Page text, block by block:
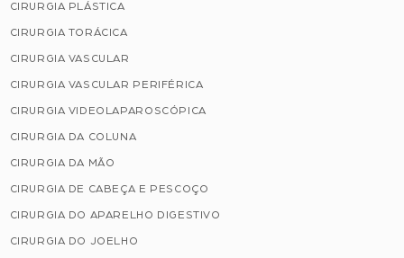
CIRURGIA PLÁSTICA
CIRURGIA TORÁCICA
CIRURGIA VASCULAR
CIRURGIA VASCULAR PERIFÉRICA
CIRURGIA VIDEOLAPAROSCÓPICA
CIRURGIA DA COLUNA
CIRURGIA DA MÃO
CIRURGIA DE CABEÇA E PESCOÇO
CIRURGIA DO APARELHO DIGESTIVO
CIRURGIA DO JOELHO